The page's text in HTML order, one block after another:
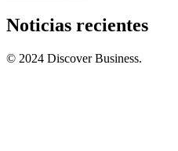
Noticias recientes
© 2024 Discover Business.